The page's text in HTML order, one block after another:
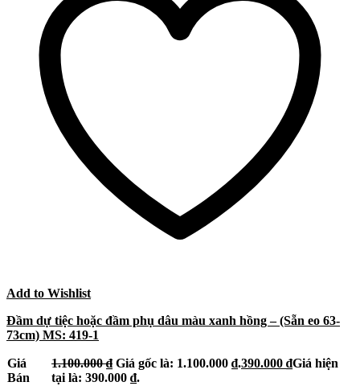
Add to Wishlist
Đầm dự tiệc hoặc đầm phụ dâu màu xanh hồng – (Sẵn eo 63-
73cm) MS: 419-1
Giá
Bán
1.100.000₫ Giá gốc là: 1.100.000 ₫.390.000 ₫Giá hiện
tại là: 390.000 ₫.